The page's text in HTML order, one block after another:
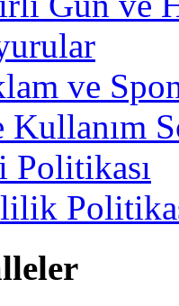
ve
Kullanım
Politikası